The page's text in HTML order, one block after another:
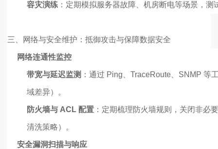
容灾演练 ：定期模拟服务器故障、机房断电等场景，
三、网络与安全维护：抵御攻击与保障数据安全
网络连通性监控
带宽与延迟监测 ：通过 Ping、TraceRoute、SNMP
域差异）。
防火墙与 ACL 配置 ：定期梳理防火墙规则，关闭非必
清洗策略）。
安全漏洞扫描与响应